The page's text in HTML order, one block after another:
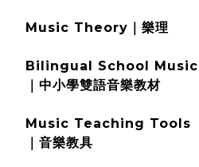
Music Theory｜樂理
Bilingual School Music
｜中小學雙語音樂教材
Music Teaching Tools
｜音樂教具